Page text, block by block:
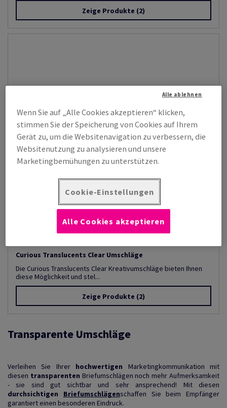
Zeige Produkte (2)
Curious Translucents Clear Umschläge
Die Curious Translucents Clear Kreativumschläge bieten Ihnen
diese Möglichkeit und stel...
Zeige Produkte (2)
Transparente Umschläge
Verleihen Sie Ihrer hochwertigen Marketingkommunikation mit
diesen transparenten Briefumschlägen noch mehr Aufmerksamkeit
- sie sind gut sichtbar und sehr ansprechend! Mit diesen
durchsichtigen
Briefumschlägenschaffen Sie beim Empfänger
garantiert einen besonderen Eindruck.
Wenn Sie auf „Alle Cookies akzeptieren“ klicken,
stimmen Sie der Speicherung von Cookies auf Ihrem
Gerät zu, um die Websitenavigation zu verbessern, die
Websitenutzung zu analysieren und unsere
Marketingbemühungen zu unterstützen.
Cookie-Einstellungen
Alle ablehnen
Alle Cookies akzeptieren